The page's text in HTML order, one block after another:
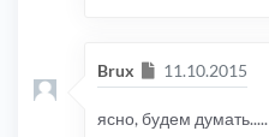
Brux Сообщение
11.10.2015
ясно, будем думать.....